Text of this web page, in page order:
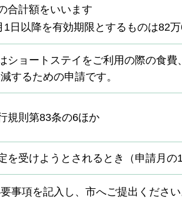
合計額をいいます
日以降を有効期限とするものは82万
ショートステイをご利用の際の食
するための申請です。
規則第83条の6ほか
を受けようとされるとき（申請月の
事項を記入し、市へご提出ください